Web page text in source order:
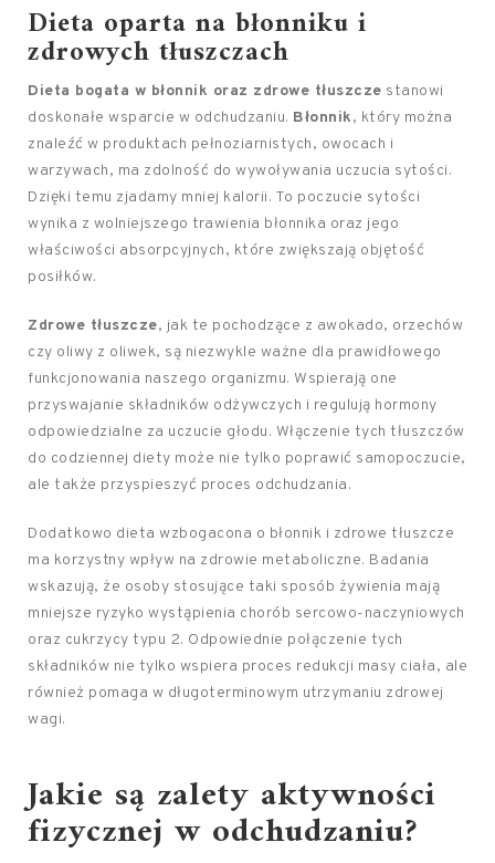
Dieta oparta na błonniku i
zdrowych tłuszczach
Dieta bogata w błonnik oraz zdrowe tłuszcze stanowi
doskonałe wsparcie w odchudzaniu. Błonnik, który można
znaleźć w produktach pełnoziarnistych, owocach i
warzywach, ma zdolność do wywoływania uczucia sytości.
Dzięki temu zjadamy mniej kalorii. To poczucie sytości
wynika z wolniejszego trawienia błonnika oraz jego
właściwości absorpcyjnych, które zwiększają objętość
posiłków.
Zdrowe tłuszcze, jak te pochodzące z awokado, orzechów
czy oliwy z oliwek, są niezwykle ważne dla prawidłowego
funkcjonowania naszego organizmu. Wspierają one
przyswajanie składników odżywczych i regulują hormony
odpowiedzialne za uczucie głodu. Włączenie tych tłuszczów
do codziennej diety może nie tylko poprawić samopoczucie,
ale także przyspieszyć proces odchudzania.
Dodatkowo dieta wzbogacona o błonnik i zdrowe tłuszcze
ma korzystny wpływ na zdrowie metaboliczne. Badania
wskazują, że osoby stosujące taki sposób żywienia mają
mniejsze ryzyko wystąpienia chorób sercowo-naczyniowych
oraz cukrzycy typu 2. Odpowiednie połączenie tych
składników nie tylko wspiera proces redukcji masy ciała, ale
również pomaga w długoterminowym utrzymaniu zdrowej
wagi.
Jakie są zalety aktywności
fizycznej w odchudzaniu?